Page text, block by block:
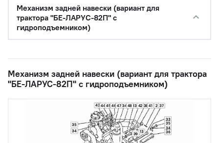
Механизм задней навески (вариант для
трактора "БЕ-ЛАРУС-82П" с
гидроподъемником)
Механизм задней навески (вариант для трактора
"БЕ-ЛАРУС-82П" с гидроподъемником)
2
13
13
33
34
34
34
35
35
36
37
38
39
41
42
4344 45 46 47 48